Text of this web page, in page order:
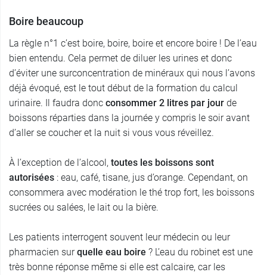
Boire beaucoup
La règle n°1 c’est boire, boire, boire et encore boire ! De l’eau
bien entendu. Cela permet de diluer les urines et donc
d’éviter une surconcentration de minéraux qui nous l’avons
déjà évoqué, est le tout début de la formation du calcul
urinaire. Il faudra donc consommer 2 litres par jour de
boissons réparties dans la journée y compris le soir avant
d’aller se coucher et la nuit si vous vous réveillez.
À l’exception de l’alcool, toutes les boissons sont
autorisées : eau, café, tisane, jus d’orange. Cependant, on
consommera avec modération le thé trop fort, les boissons
sucrées ou salées, le lait ou la bière.
Les patients interrogent souvent leur médecin ou leur
pharmacien surquelle eau boire ? L’eau du robinet est une
très bonne réponse même si elle est calcaire, car les